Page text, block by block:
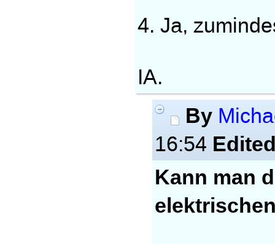
4. Ja,
IA.
By
16:54
Kann man